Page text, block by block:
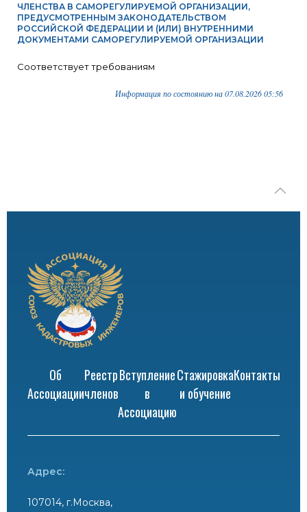
ЧЛЕНСТВА В САМОРЕГУЛИРУЕМОЙ ОРГАНИЗАЦИИ,
ПРЕДУСМОТРЕННЫМ ЗАКОНОДАТЕЛЬСТВОМ
РОССИЙСКОЙ ФЕДЕРАЦИИ И (ИЛИ) ВНУТРЕННИМИ
ДОКУМЕНТАМИ САМОРЕГУЛИРУЕМОЙ ОРГАНИЗАЦИИ
Соответствует требованиям
Информация по состоянию на 07.08.2026 05:56
Об
Ассоциации
Реестр
членов
Вступление
в
Ассоциацию
Стажировка
и обучение
Контакты
Адрес:
107014, г.Москва,